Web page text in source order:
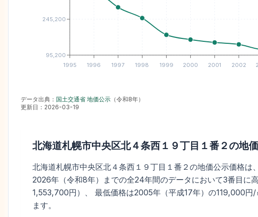
1995 1996 1997 1998 1999 2000 2001 2002
95,200
245,200
データ出典： 国土交通省 地価公示 （令和8年）
更新日： 2026-03-19
北海道札幌市中央区北４条西１９丁目１番２の地
北海道札幌市中央区北４条西１９丁目１番２の地価公示価格
2026年（令和8年）までの全24年間のデータにおいて3番目
1,553,700円）、 最低価格は2005年（平成17年）の119,000
ます。